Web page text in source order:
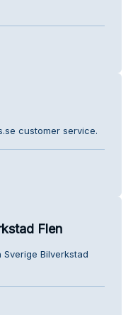
customer service.
Flen
Bilverkstad